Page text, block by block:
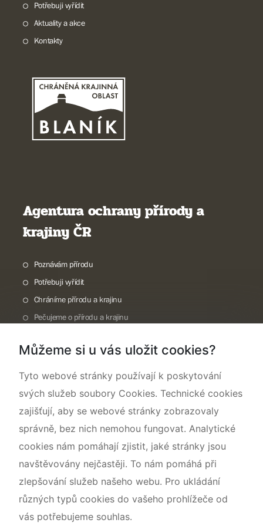
Potřebuji vyřídit
Aktuality a akce
Kontakty
Agentura ochrany přírody a
krajiny ČR
Poznávám přírodu
Potřebuji vyřídit
Chráníme přírodu a krajinu
Pečujeme o přírodu a krajinu
O nás
Můžeme si u vás uložit cookies?
Tyto webové stránky používají k poskytování
svých služeb soubory Cookies. Technické cookies
zajišťují, aby se webové stránky zobrazovaly
správně, bez nich nemohou fungovat. Analytické
cookies nám pomáhají zjistit, jaké stránky jsou
navštěvovány nejčastěji. To nám pomáhá při
zlepšování služeb našeho webu. Pro ukládání
různých typů cookies do vašeho prohlížeče od
vás potřebujeme souhlas.